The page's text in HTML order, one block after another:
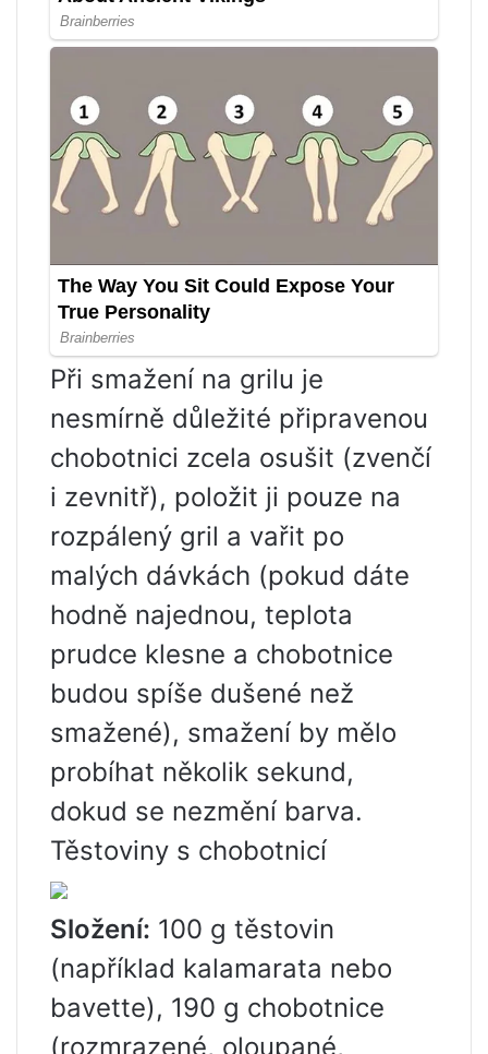
Při smažení na grilu je
nesmírně důležité připravenou
chobotnici zcela osušit (zvenčí
i zevnitř), položit ji pouze na
rozpálený gril a vařit po
malých dávkách (pokud dáte
hodně najednou, teplota
prudce klesne a chobotnice
budou spíše dušené než
smažené), smažení by mělo
probíhat několik sekund,
dokud se nezmění barva.
Těstoviny s chobotnicí
Složení: 100 g těstovin
(například kalamarata nebo
bavette), 190 g chobotnice
(rozmrazené, oloupané,